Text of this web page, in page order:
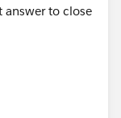
answer to close